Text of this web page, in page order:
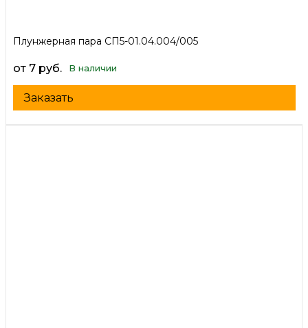
Плунжерная пара СП5-01.04.004/005
от 7 руб. В наличии
Заказать